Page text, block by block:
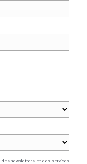
des newsletters et des services